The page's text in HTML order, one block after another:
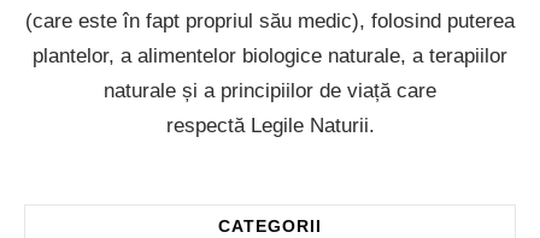
(care este în fapt propriul său medic), folosind puterea
plantelor, a alimentelor biologice naturale, a terapiilor
naturale și a principiilor de viață care
respectă Legile Naturii.
CATEGORII